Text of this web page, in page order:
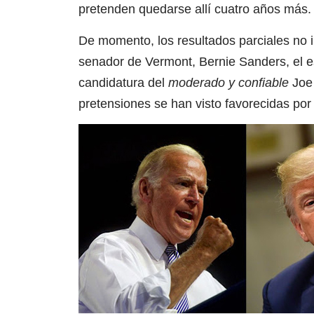
pretenden quedarse allí cuatro años más.
De momento, los resultados parciales
senador de Vermont, Bernie Sanders, el
candidatura del moderado y confiable
pretensiones se han visto favorecidas